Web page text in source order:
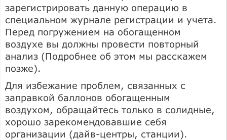
зарегистрировать данную операцию в
специальном журнале регистрации и учета.
Перед погружением на обогащенном
воздухе вы должны провести повторный
анализ (Подробнее об этом мы расскажем
позже).
Для избежание проблем, связанных с
заправкой баллонов обогащенным
воздухом, обращайтесь только в солидные,
хорошо зарекомендовавшие себя
организации (дайв-центры, станции).